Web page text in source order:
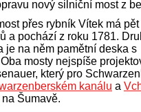
nový silniční most z
přes rybník Vítek má
a pochází z roku 1781.
je na něm pamětní deska s
mosty nejspíše
který pro
kanálu a
na Šumavě.